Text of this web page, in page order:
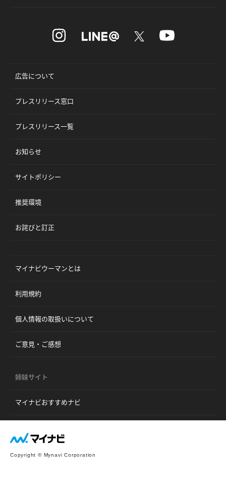
広告について
プレスリリース窓口
プレスリリース一覧
お知らせ
サイトポリシー
推奨環境
お詫びと訂正
マイナビウーマンとは
利用規約
個人情報の取扱いについて
ご意見・ご感想
姉妹サイト
マイナビおすすめナビ
Copyright © Mynavi Corporation